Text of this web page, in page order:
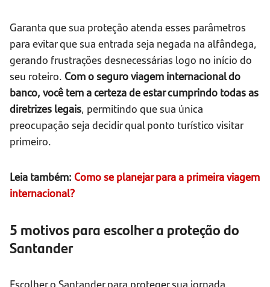
Garanta que sua proteção atenda esses parâmetros
para evitar que sua entrada seja negada na alfândega,
gerando frustrações desnecessárias logo no início do
seu roteiro. Com o seguro viagem internacional do
banco, você tem a certeza de estar cumprindo todas as
diretrizes legais, permitindo que sua única
preocupação seja decidir qual ponto turístico visitar
primeiro.
Leia também: Como se planejar para a primeira viagem
internacional?
5 motivos para escolher a proteção do
Santander
Escolher o Santander para proteger sua jornada